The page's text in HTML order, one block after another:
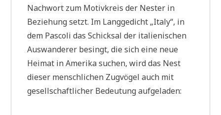
Nachwort zum Motivkreis der Nester in
Beziehung setzt. Im Langgedicht „Italy“, in
dem Pascoli das Schicksal der italienischen
Auswanderer besingt, die sich eine neue
Heimat in Amerika suchen, wird das Nest
dieser menschlichen Zugvögel auch mit
gesellschaftlicher Bedeutung aufgeladen: